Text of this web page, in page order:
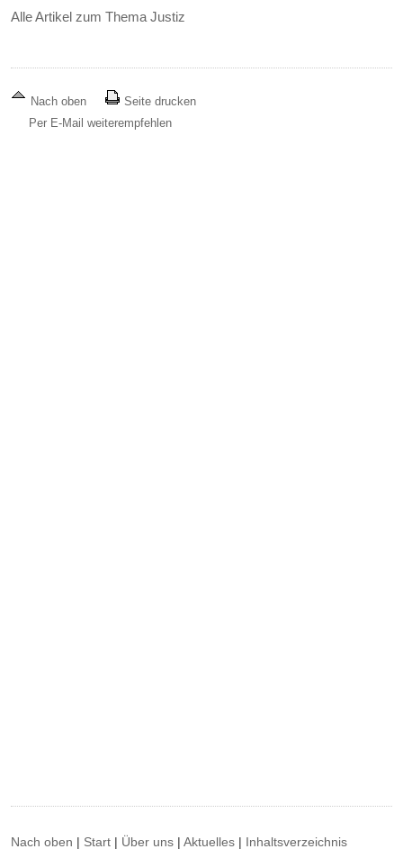
Alle Artikel zum Thema Justiz
Nach oben
Seite drucken
Per E-Mail weiterempfehlen
Nach oben | Start | Über uns |Aktuelles | Inhaltsverzeichnis